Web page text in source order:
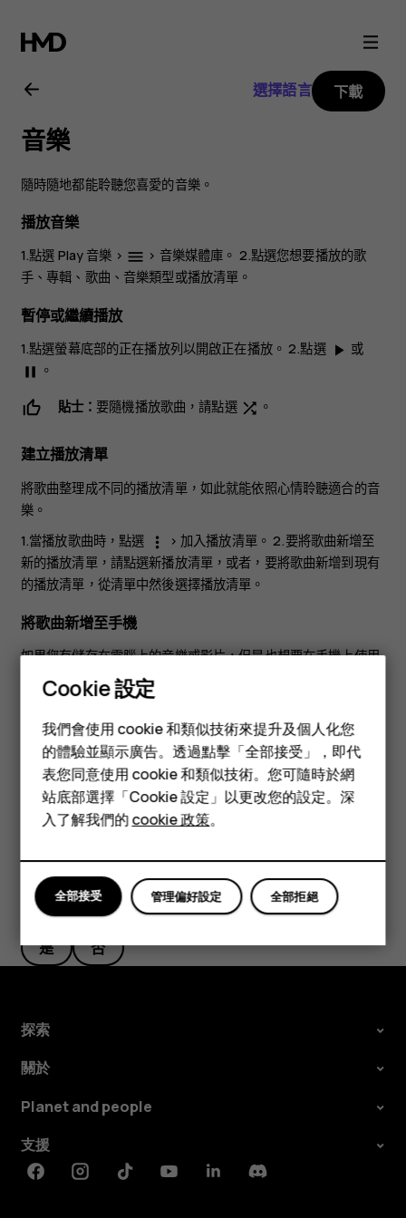
Nokia
6
用
戶
指
南
智慧型手機
功能型手機
配件
平板電腦
選擇語言 下載
音樂
隨時隨地都能聆聽您喜愛的音樂。
播放音樂
1.點選 Play 音樂 > menu > 音樂媒體庫 。 2.點選您想要播放的歌
手、專輯、歌曲、音樂類型或播放清單。
暫停或繼續播放
1.點選螢幕底部的正在播放列以開啟正在播放。 2.點選 play_arrow 或
pause 。
貼士： 要隨機播放歌曲，請點選 shuffle 。
建立播放清單
將歌曲整理成不同的播放清單，如此就能依照心情聆聽適合的音
樂。
1.當播放歌曲時，點選
more_vert >加入播放清單。 2.要將歌曲新增至
新的播放清單，請點選新播放清單 ，或者，要將歌曲新增到現有
的播放清單，從清單中然後選擇播放清單。
將歌曲新增至手機
如果您有儲存在電腦上的音樂或影片，但是也想要在手機上使用
這些內容，您可以使用 USB 數據線在手機和電腦之間同步媒體
內容。
1.使用 USB 數據線將手機連接到兼容電腦。 2.在電腦的檔案管理
程式中 (例如 Windows 檔案總管或 macOS Finder)，將歌曲和
影片拖放到您的手機。
您認為這有幫助嗎？
是 否
探索
關於
Planet and people
支援
FacebookInstagramTiktokYoutubeLinkedinDiscord
Cookie 設定
我們會使用 cookie 和類似技術來提升及個人化您
的體驗並顯示廣告。透過點擊「全部接受」，即代
表您同意使用 cookie 和類似技術。您可隨時於網
站底部選擇「Cookie 設定」以更改您的設定。深
入了解我們的cookie 政策。
全部拒絕
管理偏好設定
全部接受